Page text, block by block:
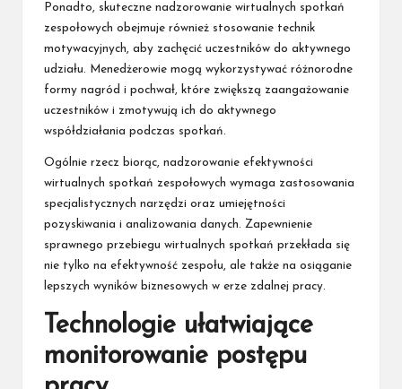
Ponadto, skuteczne nadzorowanie wirtualnych spotkań
zespołowych obejmuje również stosowanie technik
motywacyjnych, aby zachęcić uczestników do aktywnego
udziału. Menedżerowie mogą wykorzystywać różnorodne
formy nagród i pochwał, które zwiększą zaangażowanie
uczestników i zmotywują ich do aktywnego
współdziałania podczas spotkań.
Ogólnie rzecz biorąc, nadzorowanie efektywności
wirtualnych spotkań zespołowych wymaga zastosowania
specjalistycznych narzędzi oraz umiejętności
pozyskiwania i analizowania danych. Zapewnienie
sprawnego przebiegu wirtualnych spotkań przekłada się
nie tylko na efektywność zespołu, ale także na osiąganie
lepszych wyników biznesowych w erze zdalnej pracy.
Technologie ułatwiające
monitorowanie postępu